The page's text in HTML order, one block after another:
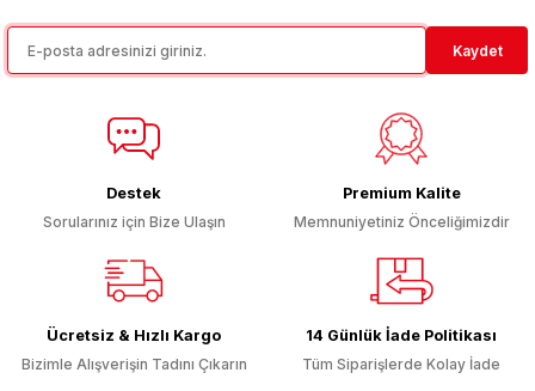
Kaydet
Destek
Sorularınız için Bize Ulaşın
Premium Kalite
Memnuniyetiniz Önceliğimizdir
Ücretsiz & Hızlı Kargo
Bizimle Alışverişin Tadını Çıkarın
14 Günlük İade Politikası
Tüm Siparişlerde Kolay İade